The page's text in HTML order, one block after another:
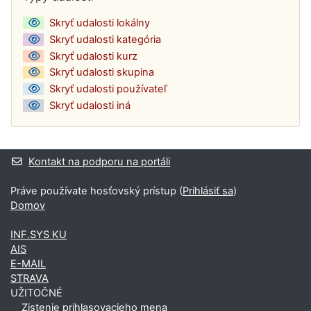
Skryť udalosti lokálny
Skryť udalosti kategória
Skryť udalosti kurz
Skryť udalosti skupina
Skryť udalosti používateľ
Skryť udalosti iná
Kontakt na podporu na portáli
Práve používate hosťovský prístup (Prihlásiť sa)
Domov
INF.SYS KU
AIS
E-MAIL
STRAVA
UŽITOČNÉ
Zistenie prihlasovacieho mena